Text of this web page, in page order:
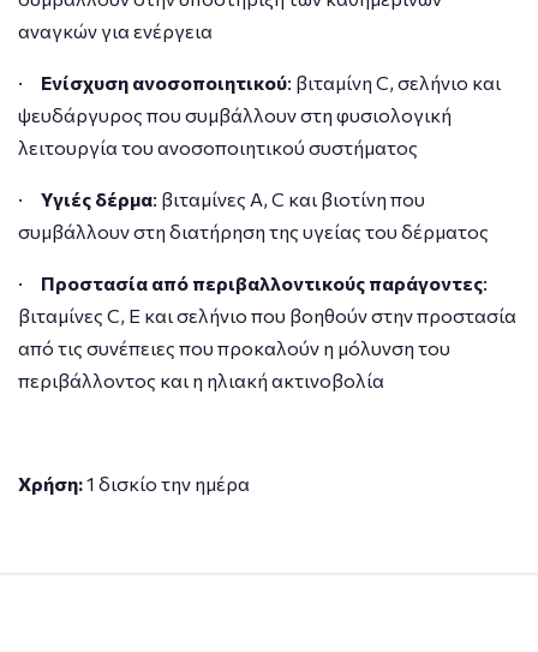
αναγκών για ενέργεια
· Ενίσχυση ανοσοποιητικού: βιταμίνη C, σελήνιο και
ψευδάργυρος που συμβάλλουν στη φυσιολογική
λειτουργία του ανοσοποιητικού συστήματος
· Υγιές δέρμα: βιταμίνες Α, C και βιοτίνη που
συμβάλλουν στη διατήρηση της υγείας του δέρματος
· Προστασία από περιβαλλοντικούς παράγοντες:
βιταμίνες C, E και σελήνιο που βοηθούν στην προστασία
από τις συνέπειες που προκαλούν η μόλυνση του
περιβάλλοντος και η ηλιακή ακτινοβολία
Χρήση:1 δισκίο την ημέρα